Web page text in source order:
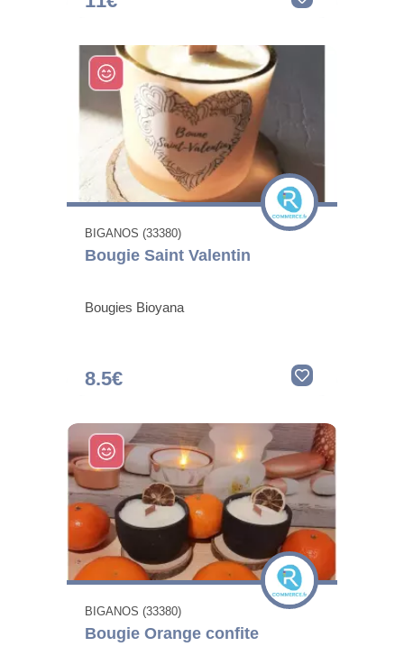
BIGANOS (33380)
Bougie Saint Valentin
Bougies Bioyana
8.5€
BIGANOS (33380)
Bougie Orange confite